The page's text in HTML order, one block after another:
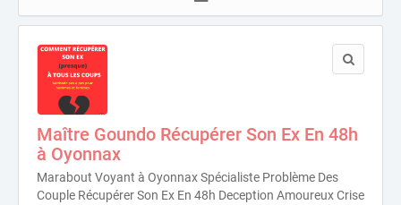
Maître Goundo Récupérer Son Ex En 48h
à Oyonnax
Marabout Voyant à Oyonnax Spécialiste Problème Des
Couple Récupérer Son Ex En 48h Deception Amoureux Crise